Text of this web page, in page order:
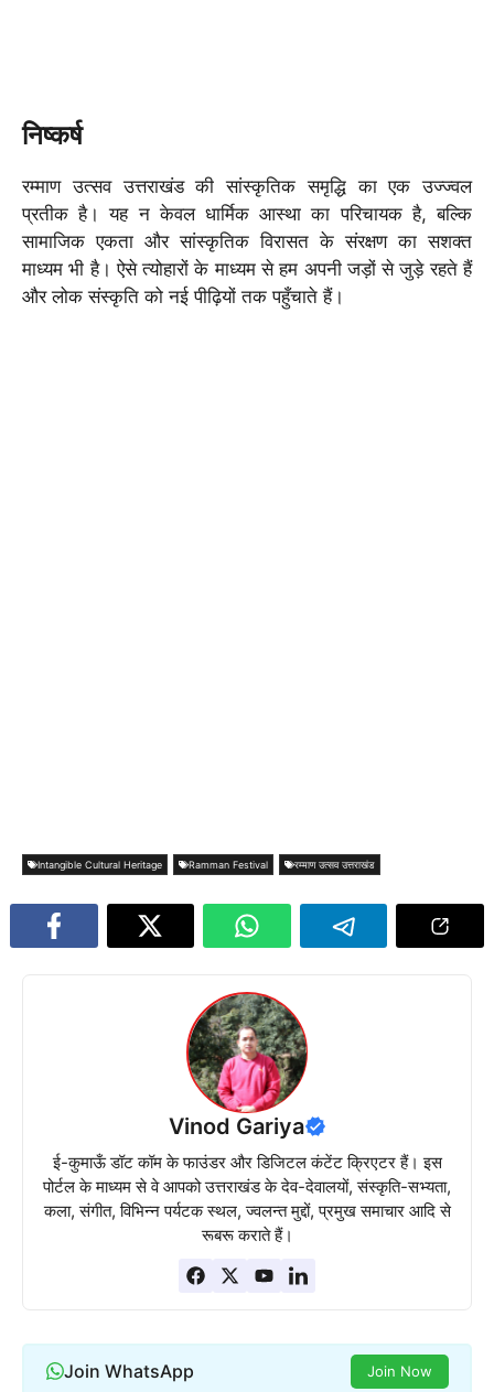
निष्कर्ष
रम्माण उत्सव उत्तराखंड की सांस्कृतिक समृद्धि का एक उज्ज्वल
प्रतीक है। यह न केवल धार्मिक आस्था का परिचायक है, बल्कि
सामाजिक एकता और सांस्कृतिक विरासत के संरक्षण का सशक्त
माध्यम भी है। ऐसे त्योहारों के माध्यम से हम अपनी जड़ों से जुड़े रहते हैं
और लोक संस्कृति को नई पीढ़ियों तक पहुँचाते हैं।
Intangible Cultural Heritage Ramman Festival रम्माण उत्सव उत्तराखंड
Vinod Gariya
ई-कुमाऊँ डॉट कॉम के फाउंडर और डिजिटल कंटेंट क्रिएटर हैं। इस
पोर्टल के माध्यम से वे आपको उत्तराखंड के देव-देवालयों, संस्कृति-सभ्यता,
कला, संगीत, विभिन्न पर्यटक स्थल, ज्वलन्त मुद्दों, प्रमुख समाचार आदि से
रूबरू कराते हैं।
Join WhatsApp Join Now